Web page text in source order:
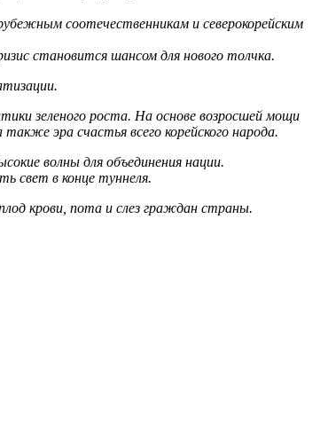
соотечественникам и северокорейским
становится шансом для нового толчка.
зеленого роста. На основе возросшей мощи
эра счастья всего корейского народа.
волны для объединения нации.
свет в конце туннеля.
крови, пота и слез граждан страны.